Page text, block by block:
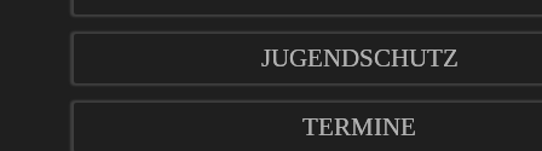
JUGENDSCHUTZ
TERMINE